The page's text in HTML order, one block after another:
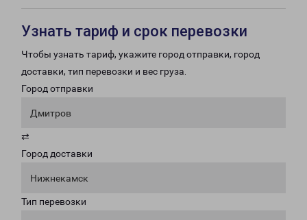
Узнать тариф и срок перевозки
Чтобы узнать тариф, укажите город отправки, город
доставки, тип перевозки и вес груза.
Город отправки
Дмитров
⇄
Город доставки
Нижнекамск
Тип перевозки